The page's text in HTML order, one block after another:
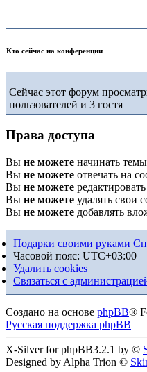
Кто сейчас на конференции
Сейчас этот форум
пользователей и 3 гостя
Права доступа
Вы не можете начинать темы
Вы не можете отвечать на
Вы не можете
Вы не можете удалять свои
Вы не можете добавлять
Подарки своими руками
Часовой пояс: UTC+03:00
Удалить cookies
Связаться с
Создано на основе phpBB®
Русская поддержка phpBB
X-Silver for phpBB3.2.1 by ©
Designed by Alpha Trion ©